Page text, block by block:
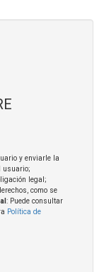
y enviarle la
usuario;
legal;
como se
: Puede consultar
Política de